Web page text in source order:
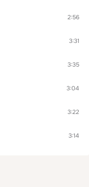
2:56
3:31
3:35
3:04
3:22
3:14